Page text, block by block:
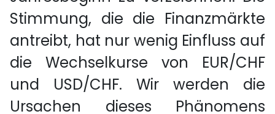
Stimmung, die die Finanzmärkte
antreibt, hat nur wenig Einfluss auf
die Wechselkurse von EUR/CHF
und USD/CHF. Wir werden die
Ursachen dieses Phänomens